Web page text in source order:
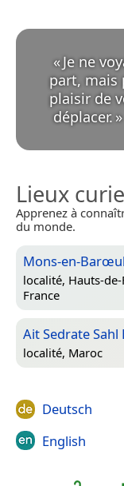
«Je ne
part, mais
plaisir de
déplacer. »
Lieux
Apprenez à
du monde.
Mons-en-Barœul
localité, Hauts-
France
Ait Sedrate Sahl
localité, Maroc
Deutsch
English